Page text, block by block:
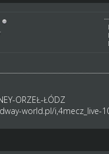
ORZEŁ-ŁÓDZ
world.pl/i,4mecz_live-